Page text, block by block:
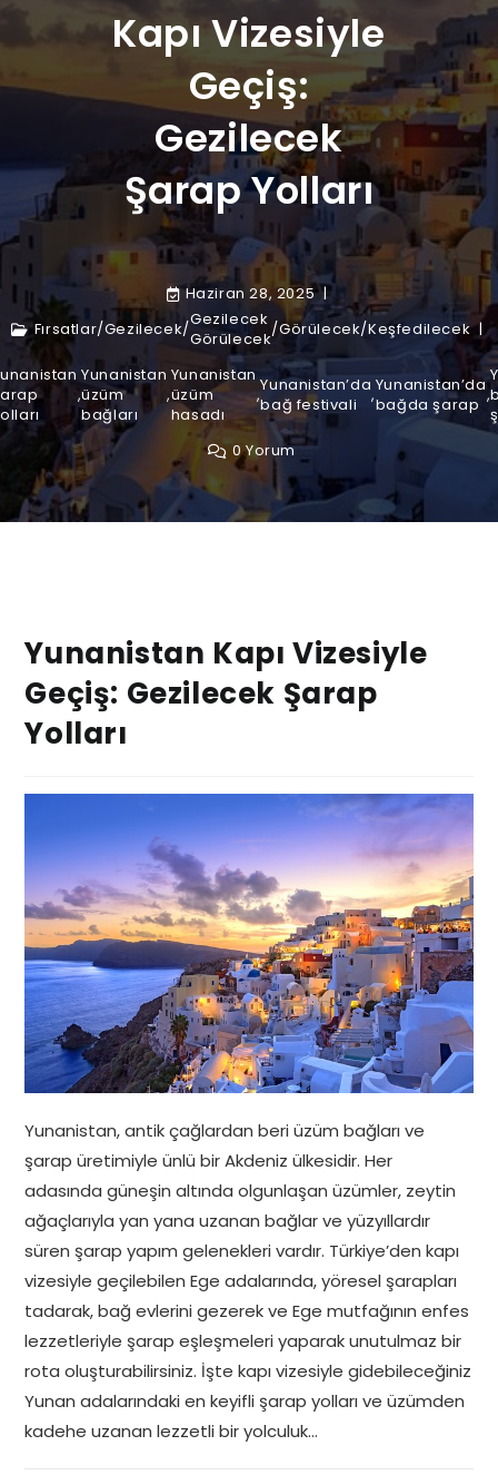
Kapı Vizesiyle
Geçiş:
Gezilecek
Şarap Yolları
Haziran 28, 2025
Fırsatlar/Gezilecek/Gezilecek
Görülecek/Görülecek/Keşfedilecek
,
Yunanistan
üzüm
bağları
,
Yunanistan
üzüm
hasadı
,Yunanistan’da
bağ festivali
,Yunanistan’da
bağda şarap ,
0 Yorum
Yunanistan Kapı Vizesiyle
Geçiş: Gezilecek Şarap
Yolları
Yunanistan, antik çağlardan beri üzüm bağları ve
şarap üretimiyle ünlü bir Akdeniz ülkesidir. Her
adasında güneşin altında olgunlaşan üzümler, zeytin
ağaçlarıyla yan yana uzanan bağlar ve yüzyıllardır
süren şarap yapım gelenekleri vardır. Türkiye’den kapı
vizesiyle geçilebilen Ege adalarında, yöresel şarapları
tadarak, bağ evlerini gezerek ve Ege mutfağının enfes
lezzetleriyle şarap eşleşmeleri yaparak unutulmaz bir
rota oluşturabilirsiniz. İşte kapı vizesiyle gidebileceğiniz
Yunan adalarındaki en keyifli şarap yolları ve üzümden
kadehe uzanan lezzetli bir yolculuk…